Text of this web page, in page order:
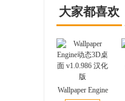
大家都喜欢
Wallpaper Engine